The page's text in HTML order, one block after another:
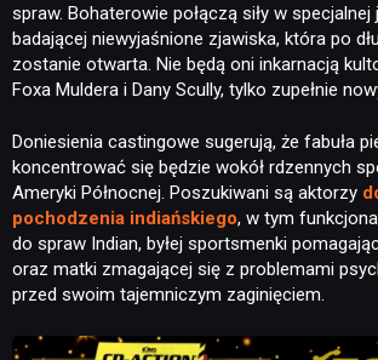
RECENZJE
KULTURA
RETRO
TECHNOLOGIE
spraw. Bohaterowie połączą siły w
badającej niewyjaśnione zjawiska, która po
zostanie otwarta. Nie będą oni inkarnacją
Foxa Muldera i Dany Scully, tylko zupełnie
Doniesienia castingowe sugerują, że fabuła
koncentrować się będzie wokół rdzennych
Ameryki Północnej. Poszukiwani są aktorzy
pochodzenia indiańskiego, w tym
do spraw Indian, byłej sportsmenki
oraz matki zmagającej się z problemami
przed swoim tajemniczym zaginięciem.